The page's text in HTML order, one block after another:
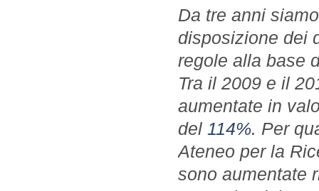
Da tre anni
disposizione dei
regole alla base
Tra il 2009 e il
aumentate in
del 114%. Per
Ateneo per la
sono aumentate